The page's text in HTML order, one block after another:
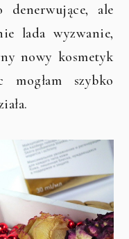
ale
lada wyzwanie,
nowy kosmetyk
szybko